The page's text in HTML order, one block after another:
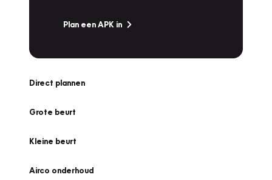
Plan een APK in
Direct plannen
Grote beurt
Kleine beurt
Airco onderhoud